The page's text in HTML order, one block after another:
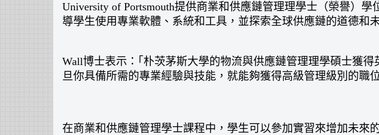
University of Portsmouth提供商業和供應鏈管理理學士（榮譽）
導學生使用專業軟體、系統和工具，並探索全球供應鏈的道德和
Wall博士表示：｢朴茨茅斯大學的物流與供應鏈管理理學碩士獲
旦你具備所需的專業經驗與技能，就能夠獲得高級管理級別的職
在商業和供應鏈管理學士課程中，學生可以參加實習來增加未來